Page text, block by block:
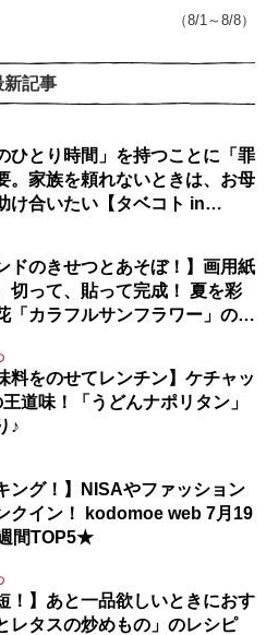
（8/1～8/8）
新記事
ひとり時間」を持つことに「罪
。家族を頼れないときは、お母
け合いたい【タベコト in
ドのきせつとあそぼ！】画用紙
切って、貼って完成！ 夏を彩
「カラフルサンフラワー」の作
料をのせてレンチン】ケチャッ
道味！「うどんナポリタン」
♪
ング！】NISAやファッション
クイン！ kodomoe web 7月19
間TOP5★
！】あと一品欲しいときにおす
レタスの炒めもの」のレシピ